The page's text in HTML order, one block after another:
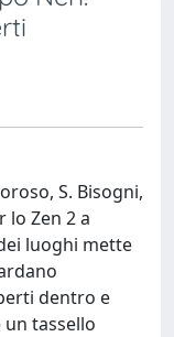
S. Bisogni,
lo Zen 2 a
luoghi mette
dentro e
tassello